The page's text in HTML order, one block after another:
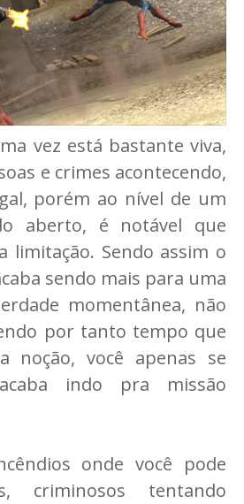
vez está bastante viva,
e crimes acontecendo,
porém ao nível de um
aberto, é notável que
limitação. Sendo assim o
sendo mais para uma
momentânea, não
por tanto tempo que
noção, você apenas se
indo pra missão
onde você pode
criminosos tentando